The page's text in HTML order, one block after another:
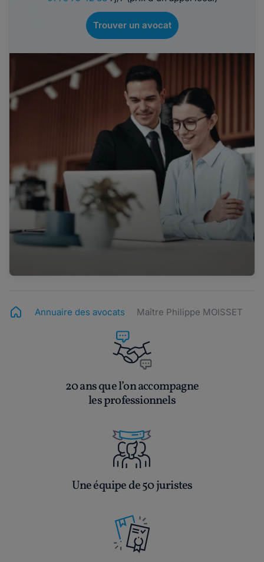
Trouver un avocat
Annuaire des avocats Maître Philippe MOISSET
20 ans que l’on accompagne
les professionnels
Une équipe de 50 juristes